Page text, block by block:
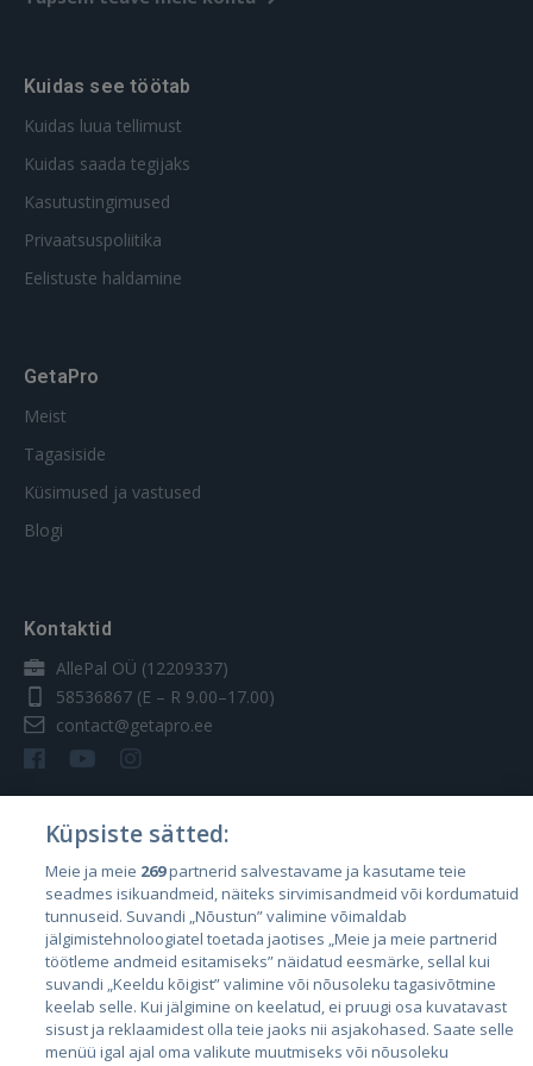
Kuidas see töötab
Kuidas luua tellimust
Kuidas saada tegijaks
Kasutustingimused
Privaatsuspoliitika
Eelistuste haldamine
GetaPro
Meist
Tagasiside
Küsimused ja vastused
Blogi
Kontaktid
AllePal OÜ (12209337)
58536867 (E – R 9.00–17.00)
contact@getapro.ee
Riigid
Eesti
Läti
Leedu
Küpsiste sätted:
Meie ja meie 269partnerid salvestavame ja kasutame teie
seadmes isikuandmeid, näiteks sirvimisandmeid või kordumatuid
tunnuseid. Suvandi „Nõustun” valimine võimaldab
jälgimistehnoloogiatel toetada jaotises „Meie ja meie partnerid
töötleme andmeid esitamiseks” näidatud eesmärke, sellal kui
suvandi „Keeldu kõigist” valimine või nõusoleku tagasivõtmine
keelab selle. Kui jälgimine on keelatud, ei pruugi osa kuvatavast
sisust ja reklaamidest olla teie jaoks nii asjakohased. Saate selle
menüü igal ajal oma valikute muutmiseks või nõusoleku